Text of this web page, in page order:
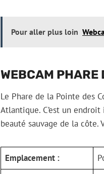
Pour aller plus loin
WEBCAM PHARE
Le Phare de la Pointe des
Atlantique. C’est un
beauté sauvage de la
Emplacement :